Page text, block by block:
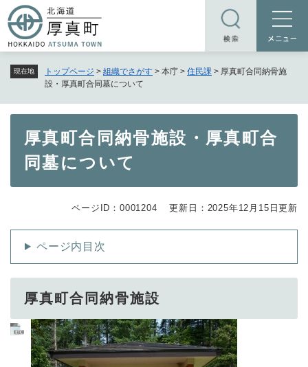
ー
ジ
で
現在地 トップページ > 組織でさがす > 本庁 > 住民課 > 厚真町合同納骨施
設・厚真町合同墓について
厚真町合同納骨施設・厚真町合
同墓について
ページID：0001204 更新日：2025年12月15日更新
ページ内目次
厚真町合同納骨施設